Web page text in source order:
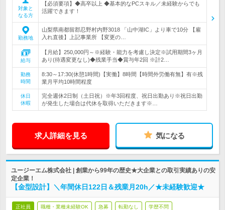
対象と
なる方
【必須要項】◆高卒以上 ◆基本的なPCスキル／未経験からでも
活躍できます！
勤務地
山梨県南都留郡忍野村内野3018 「山中湖IC」より車で10分 【雇
入れ直後】上記事業所 【変更の…
給与
【月給】250,000円～※経験・能力を考慮し決定※試用期間3ヶ月
あり(待遇変更なし)◆残業手当◆賞与年2回 ※計2…
勤務
時間
8:30～17:30(休憩1時間)【実働】8時間【時間外労働有無】有※残
業月平均10時間程度
休日
休暇
完全週休2日制（土日祝）※年3回程度、祝日出勤あり※祝日出勤
が発生した場合は代休を取得いただきます※…
求人詳細を見る 気になる
ユージーエム株式会社 | 創業から99年の歴史★大企業との取引実績ありの安
定企業！
【金型設計】＼年間休日122日＆残業月20h／★未経験歓迎★
正社員 職種・業種未経験OK 急募 転勤なし 学歴不問